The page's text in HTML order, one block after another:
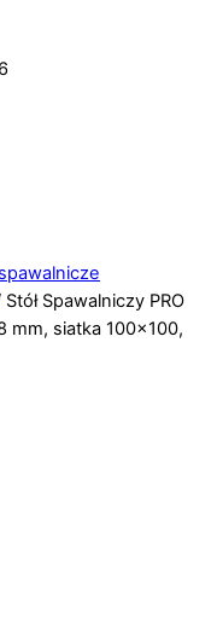
Stół Spawalniczy PRO
mm, siatka 100×100,